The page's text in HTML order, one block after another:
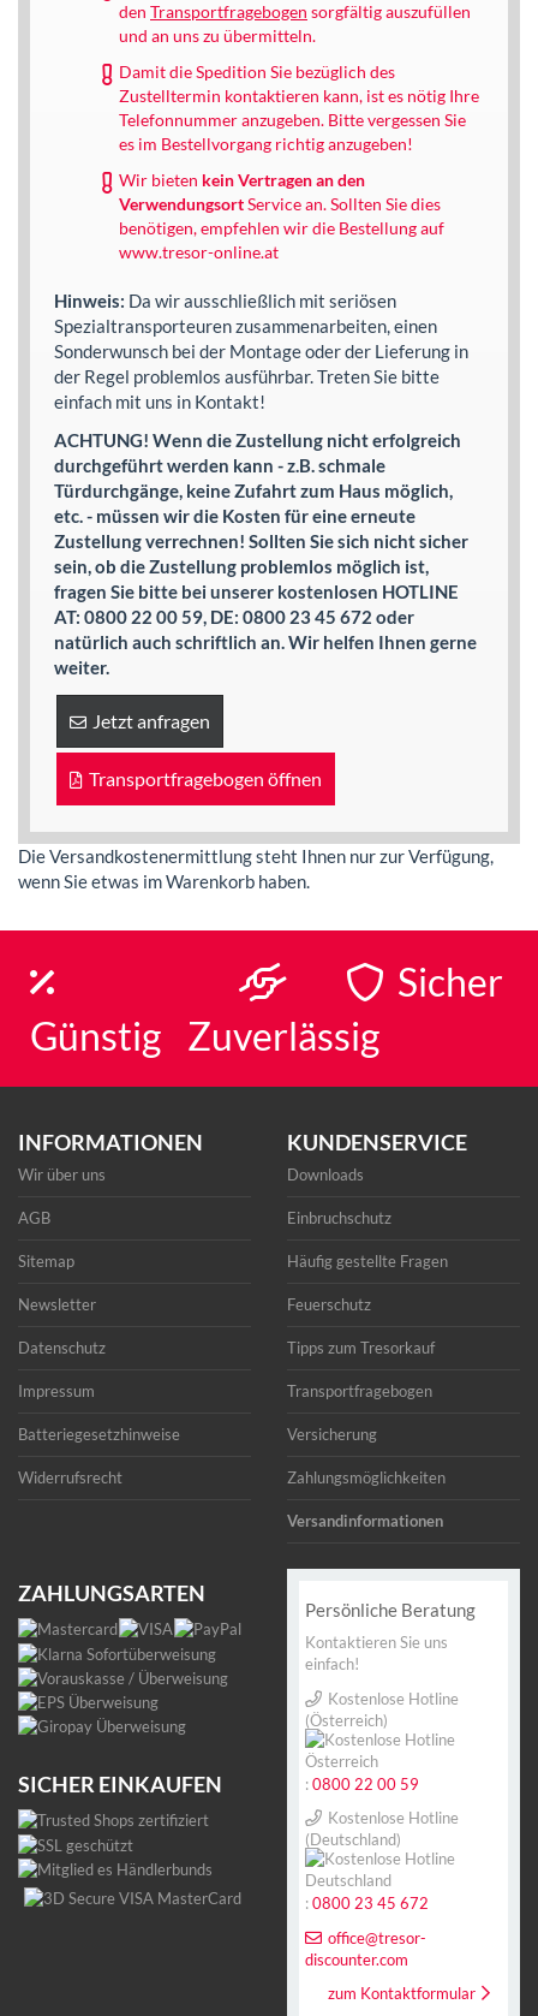
den Transportfragebogen sorgfältig auszufüllen
und an uns zu übermitteln.
Damit die Spedition Sie bezüglich des
Zustelltermin kontaktieren kann, ist es nötig Ihre
Telefonnummer anzugeben. Bitte vergessen Sie
es im Bestellvorgang richtig anzugeben!
Wir bieten kein Vertragen an den
VerwendungsortService an. Sollten Sie dies
benötigen, empfehlen wir die Bestellung auf
www.tresor-online.at
Hinweis: Da wir ausschließlich mit seriösen
Spezialtransporteuren zusammenarbeiten, einen
Sonderwunsch bei der Montage oder der Lieferung in
der Regel problemlos ausführbar. Treten Sie bitte
einfach mit uns in Kontakt!
ACHTUNG! Wenn die Zustellung nicht erfolgreich
durchgeführt werden kann - z.B. schmale
Türdurchgänge, keine Zufahrt zum Haus möglich,
etc. - müssen wir die Kosten für eine erneute
Zustellung verrechnen! Sollten Sie sich nicht sicher
sein, ob die Zustellung problemlos möglich ist,
fragen Sie bitte bei unserer kostenlosen HOTLINE
AT: 0800 22 00 59, DE: 0800 23 45 672 oder
natürlich auch schriftlich an. Wir helfen Ihnen gerne
weiter.
Jetzt anfragen
Transportfragebogen öffnen
Die Versandkostenermittlung steht Ihnen nur zur Verfügung,
wenn Sie etwas im Warenkorb haben.
Günstig Zuverlässig
Sicher
INFORMATIONEN
Wir über uns
AGB
Sitemap
Newsletter
Datenschutz
Impressum
Batteriegesetzhinweise
Widerrufsrecht
KUNDENSERVICE
Downloads
Einbruchschutz
Häufig gestellte Fragen
Feuerschutz
Tipps zum Tresorkauf
Transportfragebogen
Versicherung
Zahlungsmöglichkeiten
Versandinformationen
ZAHLUNGSARTEN
SICHER EINKAUFEN
Persönliche Beratung
Kontaktieren Sie uns
einfach!
Kostenlose Hotline
(Österreich)
:0800 22 00 59
Kostenlose Hotline
(Deutschland)
:0800 23 45 672
office@tresor-
discounter.com
zum Kontaktformular